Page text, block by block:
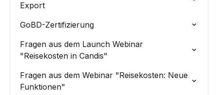
Export
GoBD-Zertifizierung
Fragen aus dem Launch Webinar
"Reisekosten in Candis"
Fragen aus dem Webinar "Reisekosten: Neue
Funktionen"